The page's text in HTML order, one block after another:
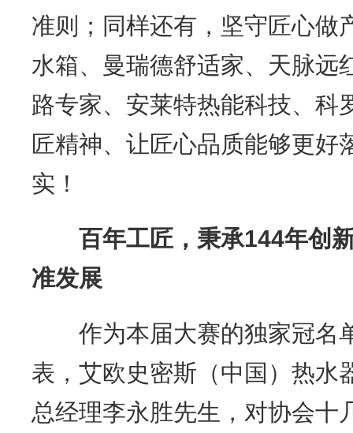
准则；同样还有，坚守匠心做
水箱、曼瑞德舒适家、天脉远
路专家、安莱特热能科技、科
匠精神、让匠心品质能够更好
实！
百年工匠，秉承144年创
准发展
作为本届大赛的独家冠名
表，艾欧史密斯（中国）热水
总经理李永胜先生，对协会十